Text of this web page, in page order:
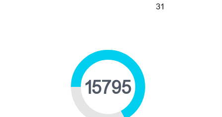
31
19877